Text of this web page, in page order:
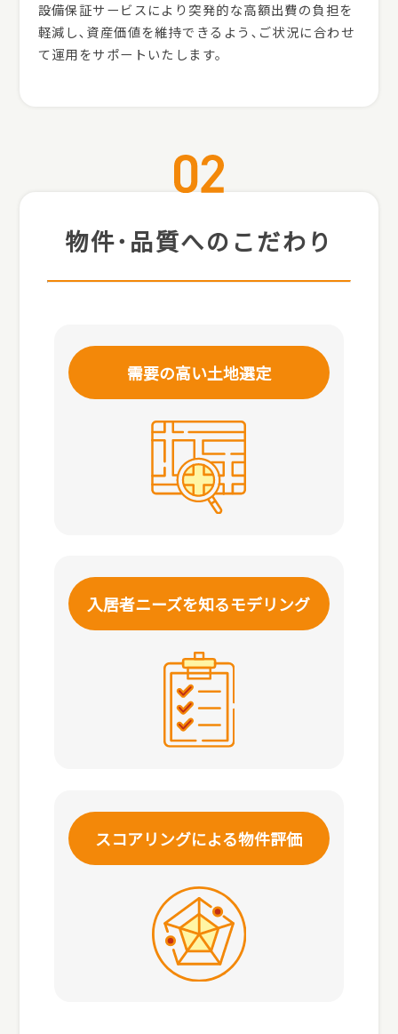
設備保証サービスにより突発的な高額出費の負担を
軽減し､資産価値を維持できるよう､ご状況に合わせ
て運用をサポートいたします。
物件･品質へのこだわり
需要の高い土地選定
入居者ニーズを知るモデリング
スコアリングによる物件評価